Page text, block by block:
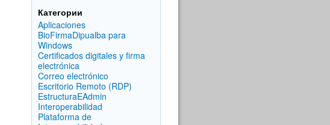
Категории
Aplicaciones
BioFirmaDipualba para
Windows
Certificados digitales y firma
electrónica
Correo electrónico
Escritorio Remoto (RDP)
EstructuraEAdmin
Interoperabilidad
Plataforma de